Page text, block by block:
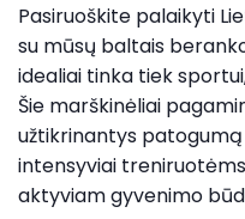
Pasiruoškite palaikyti
su mūsų baltais
idealiai tinka tiek
Šie marškinėliai
užtikrinantys
intensyviai
aktyviam gyvenimo